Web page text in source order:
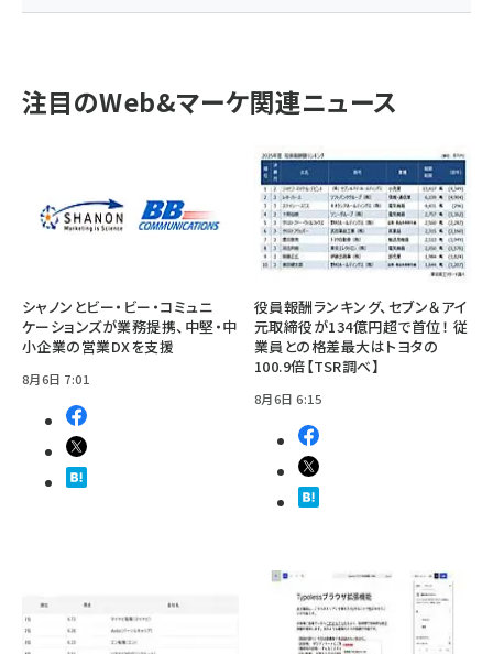
注目のWeb&マーケ関連ニュース
シャノンとビー・ビー・コミュニ
ケーションズが業務提携、中堅・中
小企業の営業DXを支援
8月6日 7:01
役員報酬ランキング、セブン＆アイ
元取締役が134億円超で首位！ 従
業員との格差最大はトヨタの
100.9倍【TSR調べ】
8月6日 6:15